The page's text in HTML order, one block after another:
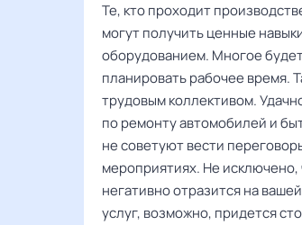
Те, кто проходит
могут получить ценные
оборудованием. Многое
планировать рабочее время.
трудовым коллективом.
по ремонту автомобилей и
не советуют вести
мероприятиях. Не исключено,
негативно отразится на
услуг, возможно, придется